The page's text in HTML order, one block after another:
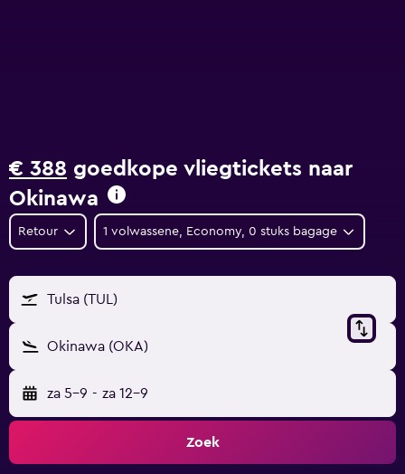
€ 388 goedkope vliegtickets naar
Okinawa
Retour 1 volwassene, Economy, 0 stuks bagage
Tulsa (TUL)
Okinawa (OKA)
za 5-9 - za 12-9
Zoek